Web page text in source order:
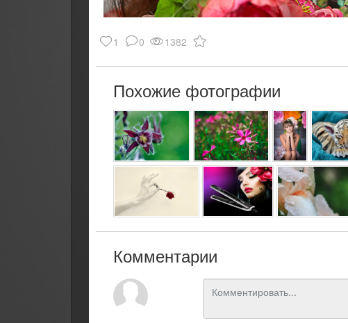
1 0 1382
Похожие фотографии
Комментарии